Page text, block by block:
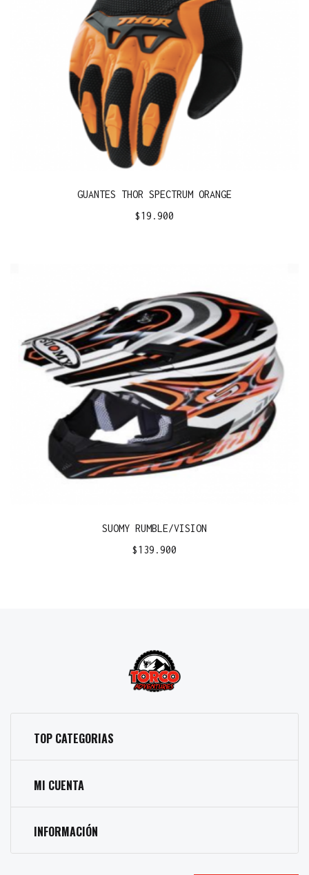
GUANTES THOR SPECTRUM ORANGE
$19.900
SUOMY RUMBLE/VISION
$139.900
TOP CATEGORIAS
MI CUENTA
INFORMACIÓN